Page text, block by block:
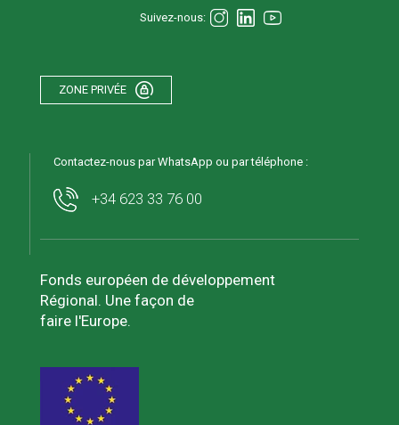
Suivez-nous:
ZONE PRIVÉE
Contactez-nous par WhatsApp ou par téléphone :
+34 623 33 76 00
Fonds européen de développement
Régional. Une façon de
faire l'Europe.